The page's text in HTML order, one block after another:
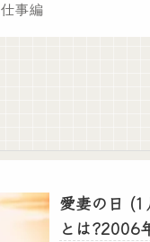
仕事編
愛妻の日
とは?2006